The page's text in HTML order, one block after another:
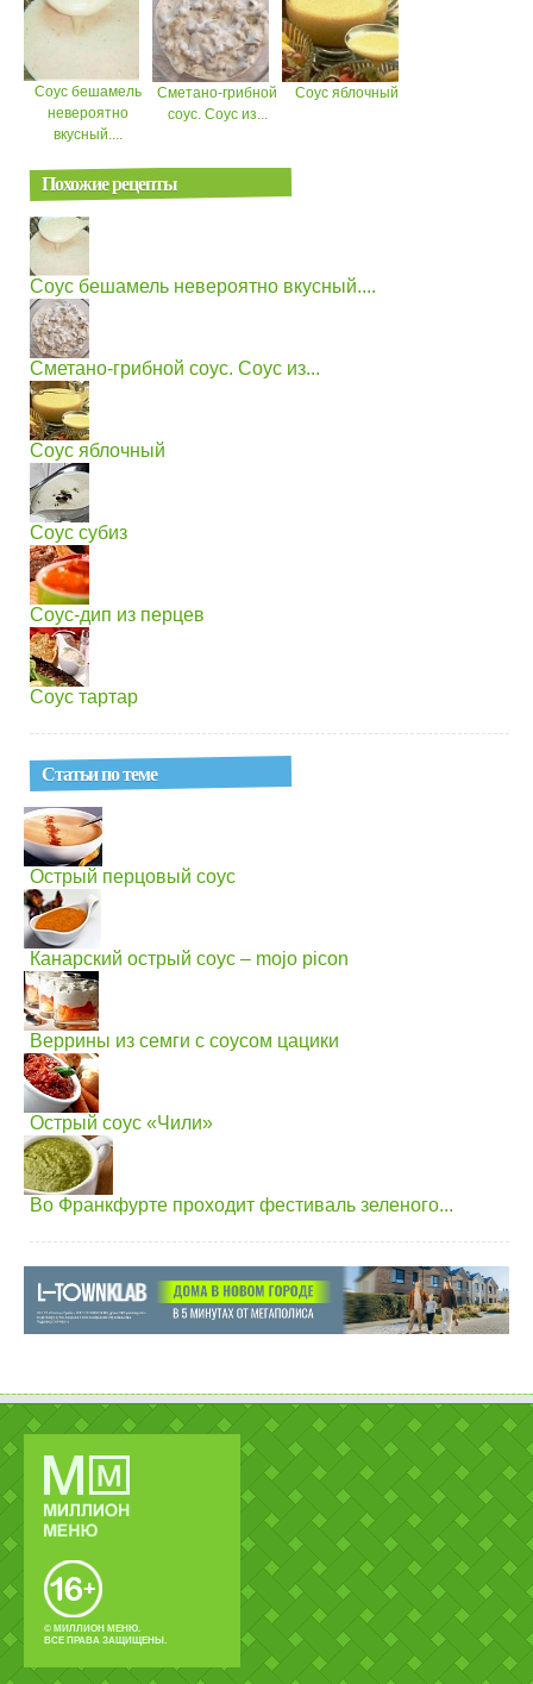
Соус бешамель
невероятно
вкусный....
Сметано-грибной
соус. Соус из...
Соус яблочный
Похожие рецепты
Соус бешамель невероятно вкусный....
Сметано-грибной соус. Соус из...
Соус яблочный
Соус субиз
Соус-дип из перцев
Соус тартар
Статьи по теме
Острый перцовый соус
Канарский острый соус – mojo picon
Веррины из семги с соусом цацики
Острый соус «Чили»
Во Франкфурте проходит фестиваль зеленого...
© МИЛЛИОН МЕНЮ.
ВСЕ ПРАВА ЗАЩИЩЕНЫ.